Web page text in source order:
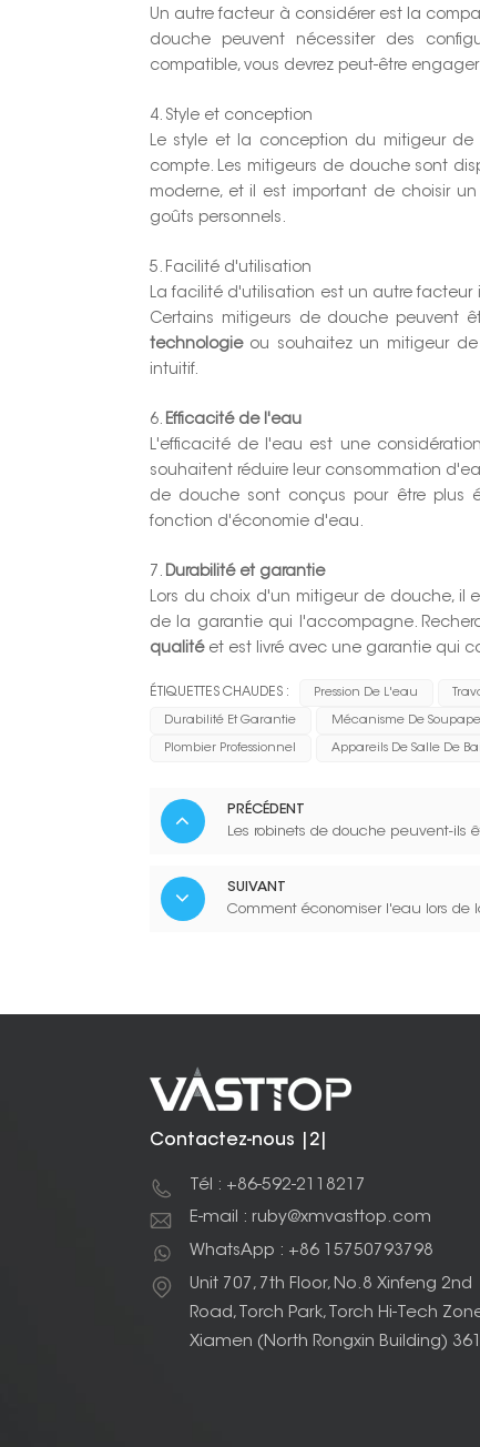
Un autre facteur à considérer est la
douche peuvent nécessiter des
compatible, vous devrez peut-être
4. Style et conception
Le style et la conception du mitigeur
compte. Les mitigeurs de douche sont
moderne, et il est important de choisir
goûts personnels.
5. Facilité d'utilisation
La facilité d'utilisation est un autre
Certains mitigeurs de douche peuvent
technologie ou souhaitez un mitigeur
intuitif.
6. Efficacité de l'eau
L'efficacité de l'eau est une
souhaitent réduire leur consommation
de douche sont conçus pour être plus
fonction d'économie d'eau.
7. Durabilité et garantie
Lors du choix d'un mitigeur de douche,
de la garantie qui l'accompagne.
qualitéet est livré avec une garantie qui
ÉTIQUETTES CHAUDES : Pression De L'eau
Durabilité Et Garantie Mécanisme De Soupape
Plombier Professionnel Appareils De Salle De
PRÉCÉDENT
Les robinets de douche peuvent-ils
SUIVANT
Comment économiser l'eau lors de
Contactez-nous |2|
Tél : +86-592-2118217
E-mail : ruby@xmvasttop.com
WhatsApp : +86 15750793798
Unit 707, 7th Floor, No.8 Xinfeng 2nd
Road, Torch Park, Torch Hi-Tech
Xiamen (North Rongxin Building)